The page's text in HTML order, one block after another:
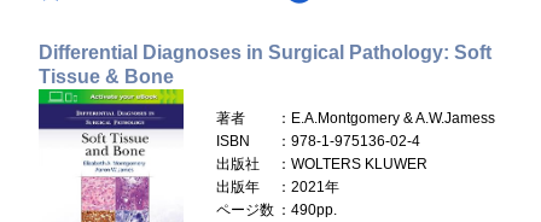
Differential Diagnoses in Surgical Pathology: Soft
Tissue & Bone
著者
：E.A.Montgomery & A.W.Jamess
ISBN
：978-1-975136-02-4
出版社
：WOLTERS KLUWER
出版年
：2021年
ページ数 ：490pp.